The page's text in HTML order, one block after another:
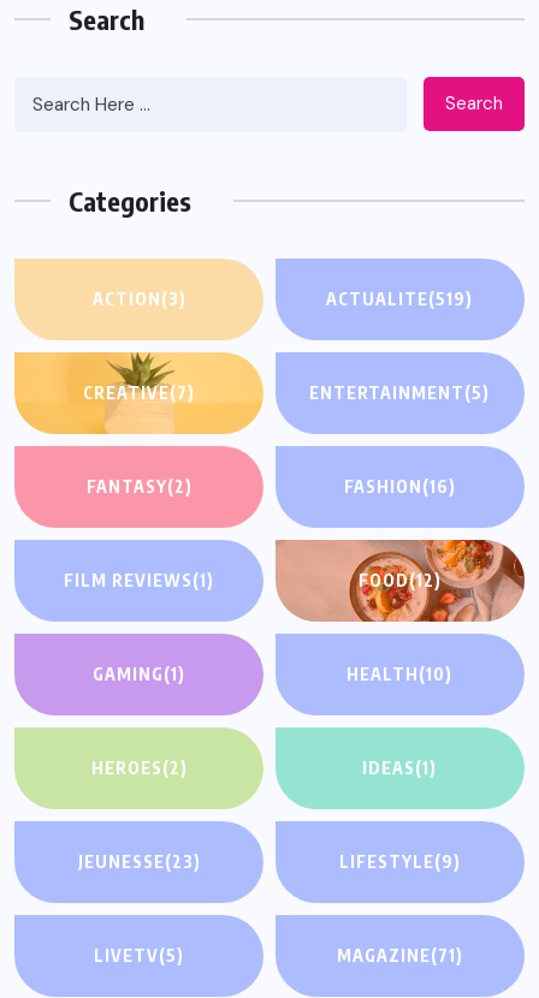
Search
Search
Categories
ACTION(3) ACTUALITE(519)
CREATIVE(7) ENTERTAINMENT(5)
FANTASY(2) FASHION(16)
FILM REVIEWS(1) FOOD(12)
GAMING(1) HEALTH(10)
HEROES(2) IDEAS(1)
JEUNESSE(23) LIFESTYLE(9)
LIVETV(5) MAGAZINE(71)